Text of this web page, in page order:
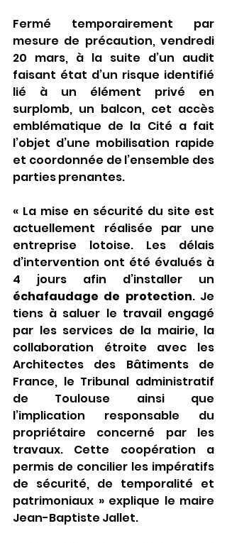
Fermé temporairement par
mesure de précaution, vendredi
20 mars, à la suite d’un audit
faisant état d’un risque identifié
lié à un élément privé en
surplomb, un balcon, cet accès
emblématique de la Cité a fait
l’objet d’une mobilisation rapide
et coordonnée de l’ensemble des
parties prenantes.
« La mise en sécurité du site est
actuellement réalisée par une
entreprise lotoise. Les délais
d’intervention ont été évalués à
échafaudage de protection. Je
tiens à saluer le travail engagé
par les services de la mairie, la
collaboration étroite avec les
Architectes des Bâtiments de
France, le Tribunal administratif
de Toulouse ainsi que
l’implication responsable du
propriétaire concerné par les
travaux. Cette coopération a
permis de concilier les impératifs
de sécurité, de temporalité et
patrimoniaux » explique le maire
Jean-Baptiste Jallet.